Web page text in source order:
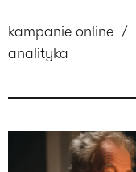
kampanie online /
analityka